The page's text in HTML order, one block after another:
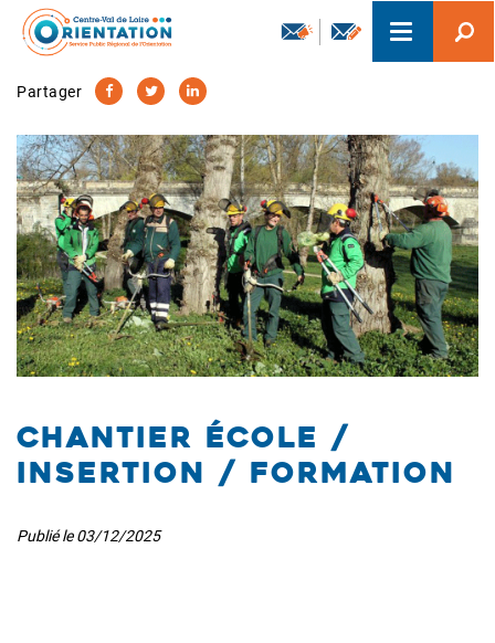
Aller
contenu
principal
Toggle
navigation
Partager
Chantier école /
insertion / formation
Publié le03/12/2025